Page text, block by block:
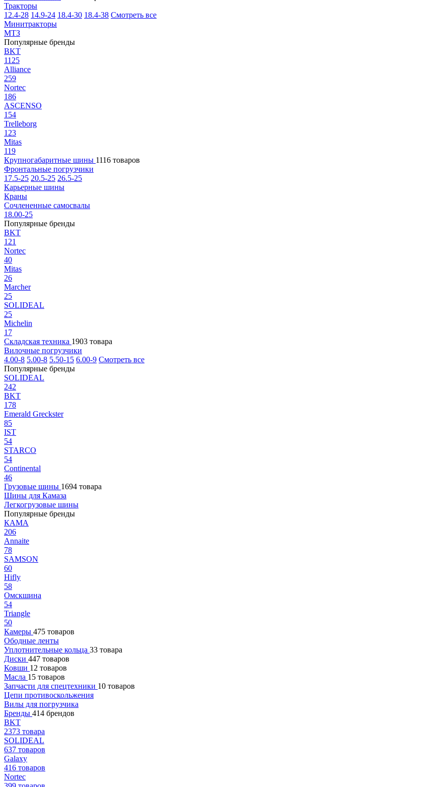
Тракторы
12.4-28 14.9-24 18.4-30 18.4-38 Смотреть все
Минитракторы
МТЗ
Популярные бренды
BKT
1125
Alliance
259
Nortec
186
ASCENSO
154
Trelleborg
123
Mitas
119
Крупногабаритные шины 1116 товаров
Фронтальные погрузчики
17.5-25 20.5-25 26.5-25
Карьерные шины
Краны
Сочлененные самосвалы
18.00-25
Популярные бренды
BKT
121
Nortec
40
Mitas
26
Marcher
25
SOLIDEAL
25
Michelin
17
Складская техника 1903 товара
Вилочные погрузчики
4.00-8 5.00-8 5.50-15 6.00-9 Смотреть все
Популярные бренды
SOLIDEAL
242
BKT
178
Emerald Greckster
85
IST
54
STARCO
54
Continental
46
Грузовые шины 1694 товара
Шины для Камаза
Легкогрузовые шины
Популярные бренды
КАМА
206
Annaite
78
SAMSON
60
Hifly
58
Омскшина
54
Triangle
50
Камеры 475 товаров
Ободные ленты
Уплотнительные кольца 33 товара
Диски 447 товаров
Ковши 12 товаров
Масла 15 товаров
Запчасти для спецтехники 10 товаров
Цепи противоскольжения
Вилы для погрузчика
Бренды 414 брендов
BKT
2373 товара
SOLIDEAL
637 товаров
Galaxy
416 товаров
Nortec